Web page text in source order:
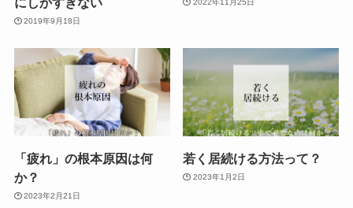
2019年9月18日
2022年11月25日
「疲れ」の根本原因は何
か？
2023年2月21日
若く居続ける方法って？
2023年1月2日